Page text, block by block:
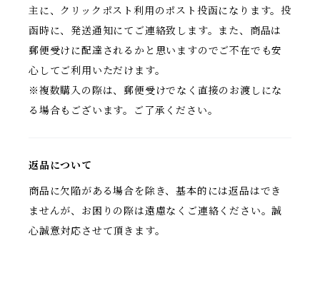
主に、クリックポスト利用のポスト投函になります。投
函時に、発送通知にてご連絡致します。また、商品は
郵便受けに配達されるかと思いますのでご不在でも安
心してご利用いただけます。
※複数購入の際は、郵便受けでなく直接のお渡しにな
る場合もございます。ご了承ください。
返品について
商品に欠陥がある場合を除き、基本的には返品はでき
ませんが、お困りの際は遠慮なくご連絡ください。誠
心誠意対応させて頂きます。